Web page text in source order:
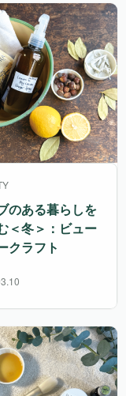
のある暮らしを
＜冬＞：ビュー
クラフト